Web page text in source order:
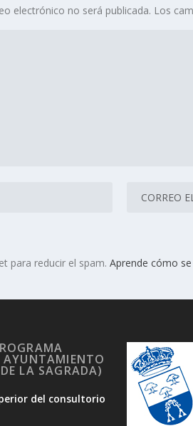
electrónico no será publicada. Los
para reducir el spam.Aprende cómo
AYUNTAMIENTO
LA SAGRADA)
del consultorio